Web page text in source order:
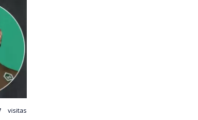
visitas